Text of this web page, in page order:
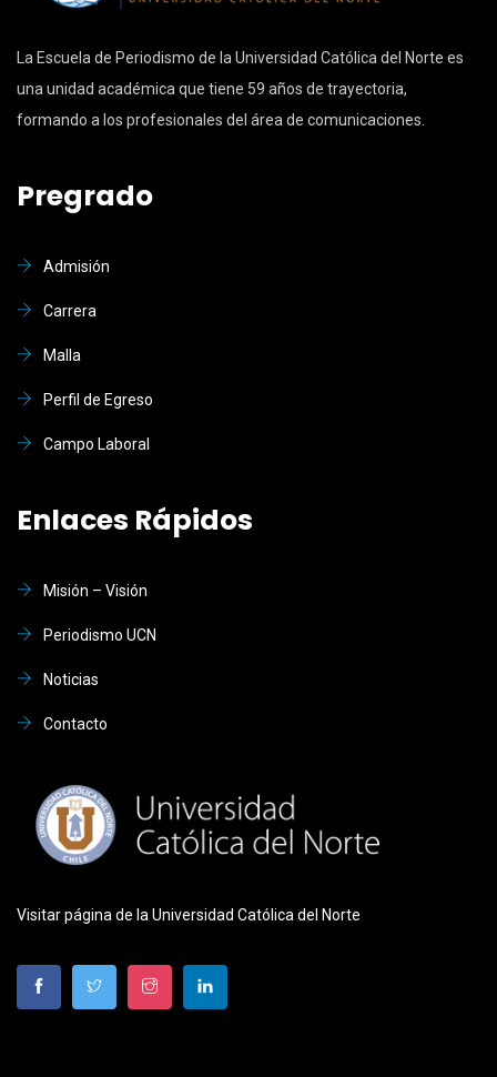
La Escuela de Periodismo de la Universidad Católica del Norte es
una unidad académica que tiene 59 años de trayectoria,
formando a los profesionales del área de comunicaciones.
Pregrado
Admisión
Carrera
Malla
Perfil de Egreso
Campo Laboral
Enlaces Rápidos
Misión – Visión
Periodismo UCN
Noticias
Contacto
Visitar página de la Universidad Católica del Norte